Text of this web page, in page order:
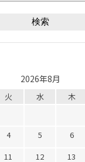
2026年8月
火 水 木
4 5 6
11 12 13